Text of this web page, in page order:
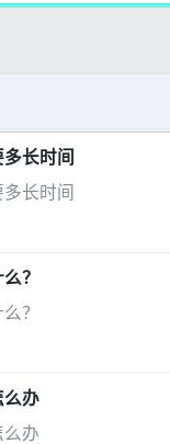
长时间
长时间
？
？
么办
办